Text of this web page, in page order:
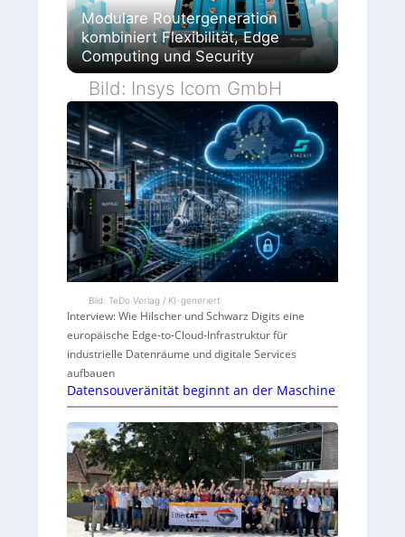
Modulare Routergeneration
kombiniert Flexibilität, Edge
Computing und Security
Bild: Insys Icom GmbH
Bild: TeDo Verlag / KI-generiert
Interview: Wie Hilscher und Schwarz Digits eine
europäische Edge-to-Cloud-Infrastruktur für
industrielle Datenräume und digitale Services
aufbauen
Datensouveränität beginnt an der Maschine